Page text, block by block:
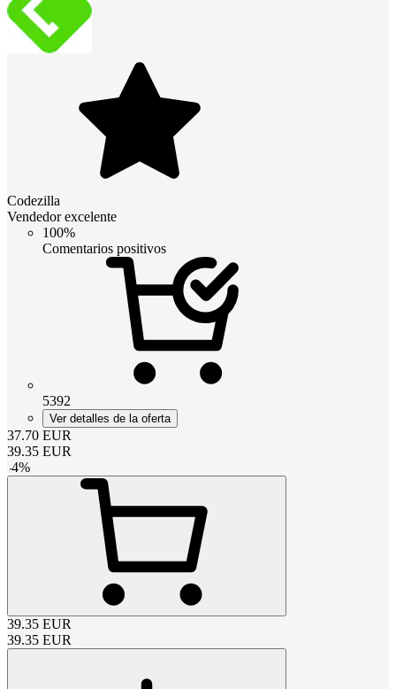
Codezilla
Vendedor excelente
100%
Comentarios positivos
5392
Ver detalles de la oferta
37.70 EUR
39.35 EUR
-4%
39.35 EUR
39.35 EUR